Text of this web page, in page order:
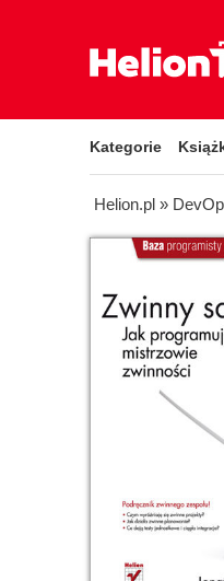
Kategorie
Helion.pl »